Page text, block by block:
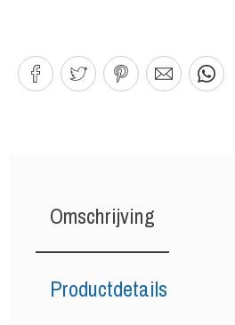
Omschrijving
Productdetails